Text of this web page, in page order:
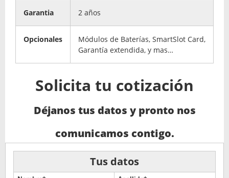
Garantia 2 años
Opcionales
Módulos de Baterías, SmartSlot Card,
Garantía extendida, y mas…
Solicita tu cotización
Déjanos tus datos y pronto nos
comunicamos contigo.
Tus datos